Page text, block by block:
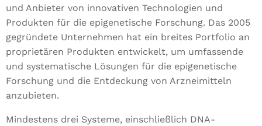
und Anbieter von innovativen Technologien und
Produkten für die epigenetische Forschung. Das 2005
gegründete Unternehmen hat ein breites Portfolio an
proprietären Produkten entwickelt, um umfassende
und systematische Lösungen für die epigenetische
Forschung und die Entdeckung von Arzneimitteln
anzubieten.
Mindestens drei Systeme, einschließlich DNA-